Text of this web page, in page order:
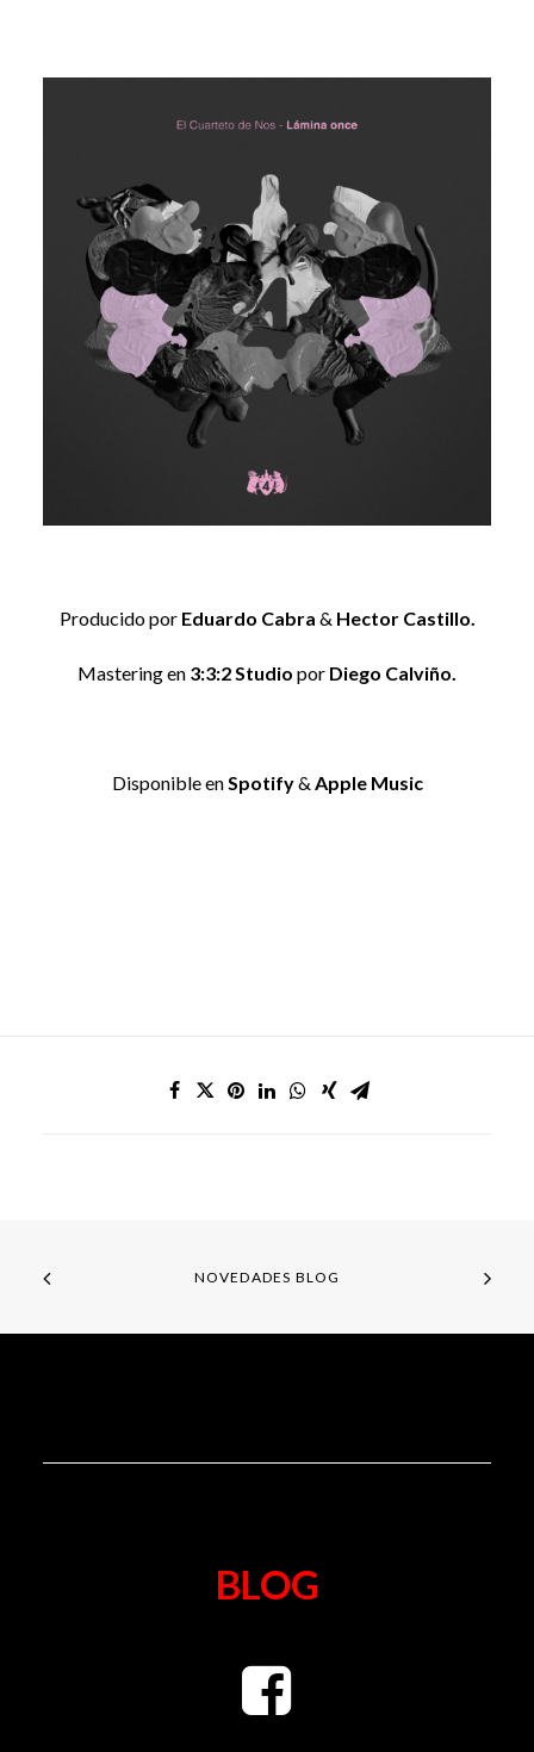
Producido por Eduardo Cabra & Hector Castillo.
Mastering en 3:3:2 Studio por Diego Calviño.
Disponible enSpotify& Apple Music
NOVEDADES BLOG
BLOG